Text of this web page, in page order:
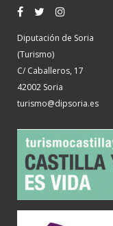
Diputación de Soria
(Turismo)
C/ Caballeros, 17
42002 Soria
turismo@dipsoria.es